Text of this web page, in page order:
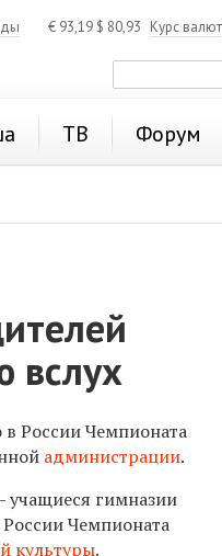
€ 93,19 $ 80,93 Курс валют
ТВ Форум
вслух
России Чемпионата
администрации.
учащиеся гимназии
Чемпионата
культуры.